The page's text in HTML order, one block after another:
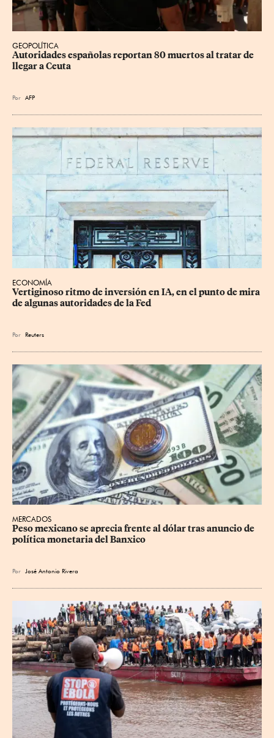
GEOPOLÍTICA
Autoridades españolas reportan 80 muertos al tratar de
llegar a Ceuta
Por AFP
ECONOMÍA
Vertiginoso ritmo de inversión en IA, en el punto de mira
de algunas autoridades de la Fed
Por Reuters
MERCADOS
Peso mexicano se aprecia frente al dólar tras anuncio de
política monetaria del Banxico
Por José Antonio Rivera